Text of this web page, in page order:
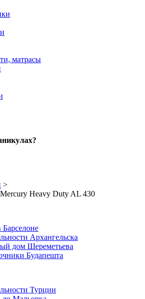
матрасы
>
Heavy Duty AL 430
Архангельска
дом Шереметьева
Будапешта
Турции